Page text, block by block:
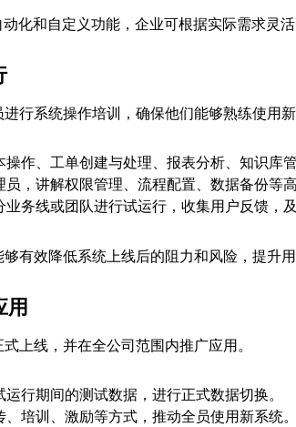
化和自定义功能，企业可根据实际需求灵活
行系统操作培训，确保他们能够熟练使用新
操作、工单创建与处理、报表分析、知识库管
员，讲解权限管理、流程配置、数据备份等高
业务线或团队进行试运行，收集用户反馈，
有效降低系统上线后的阻力和风险，提升用
用
上线，并在全公司范围内推广应用。
运行期间的测试数据，进行正式数据切换。
、培训、激励等方式，推动全员使用新系统。